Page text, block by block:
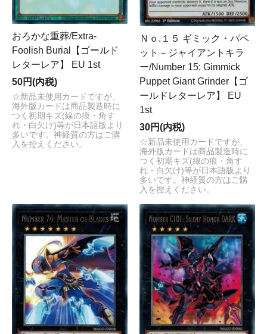
おろかな重葬/Extra-
Foolish Burial【ゴールド
レターレア】 EU 1st
50円(内税)
☆新品未使用カードですが、
海外版カードは商品製造時に
つく初期キズ(線の痕・角す
れ・白欠け)等が日本語版より
多いです。神経質の方はご購
入を控えください。
Ｎｏ.１５ ギミック・パペ
ット－ジャイアントキラ
ー/Number 15: Gimmick
Puppet Giant Grinder【ゴ
ールドレターレア】 EU
1st
30円(内税)
☆新品未使用カードですが、
海外版カードは商品製造時に
つく初期キズ(線の痕・角す
れ・白欠け)等が日本語版より
多いです。神経質の方はご購
入を控えください。